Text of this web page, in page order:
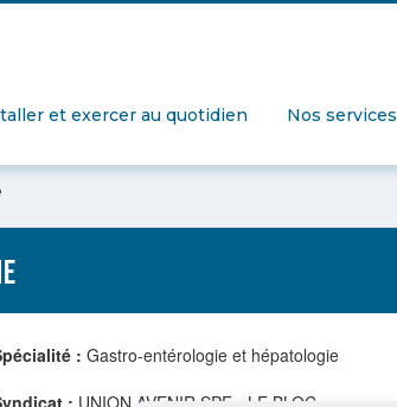
et exercer au quotidien Nos services
: Gastro-entérologie et hépatologie
: UNION AVENIR SPE - LE BLOC